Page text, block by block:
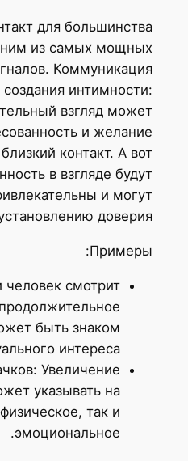
для большинства
из самых мощных
Коммуникация
создания интимности:
взгляд может
и желание
близкий контакт. А вот
в взгляде будут
и могут
установлению доверия.
Примеры:
человек смотрит
продолжительное
быть знаком
интереса.
Увеличение
указывать на
так и
эмоциональное.